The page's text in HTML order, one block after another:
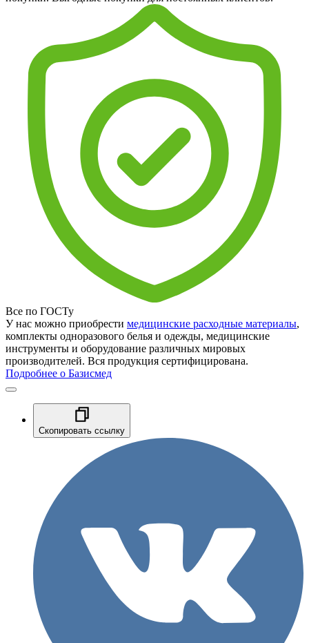
Все по ГОСТу
У нас можно приобрести медицинские расходные материалы,
комплекты одноразового белья и одежды, медицинские
инструменты и оборудование различных мировых
производителей. Вся продукция сертифицирована.
Подробнее о Базисмед
Скопировать ссылку